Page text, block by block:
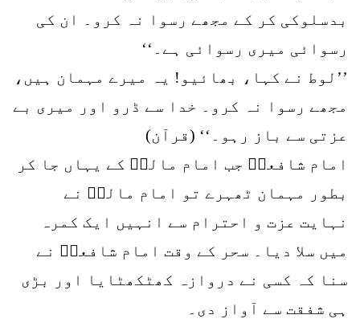
بدسلوکی کر کے مجھے رسوا نہ کرو۔ ان کی
رسوائی میری رسوائی ہے۔‘‘
’’لوط نے کہا، بھائیو! یہ میرے مہمان ہیں،
مجھے رسوا نہ کرو۔ خدا سے ڈرو اور میری بے
عزتی سے باز رہو۔‘‘ (قرآن)
امام شافعیؒ جب امام مالکؒ کے یہاں جا کر
بطور مہمان ٹھہرے تو امام مالکؒ نے
نہایت عزت و احترام سے انہیں ایک کمرہ
میں سلا دیا۔ سحر کے وقت امام شافعیؒ نے
سنا کہ کسی نے دروازہ کھٹکھٹایا اور بڑی
ہی شفقت سے آواز دی۔